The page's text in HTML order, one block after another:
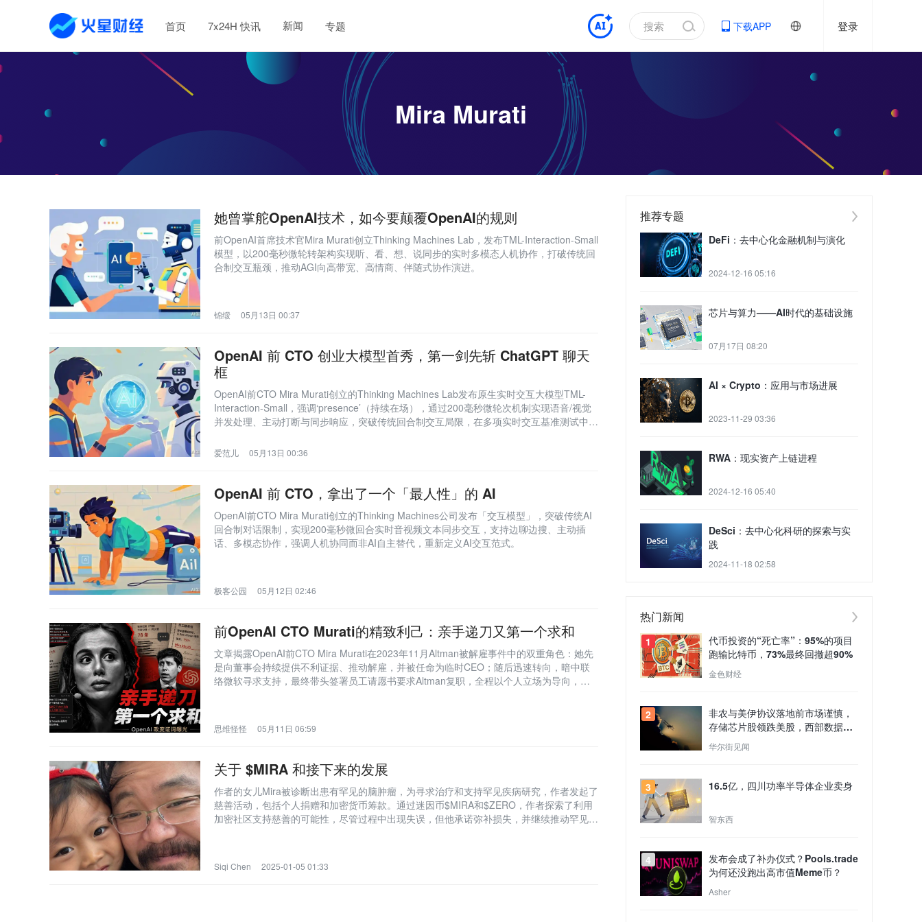
首页 7x24H 快讯 新闻 专题 下载APP 登录
Mira Murati
她曾掌舵OpenAI技术，如今要颠覆OpenAI的规则
前OpenAI首席技术官Mira Murati创立Thinking Machines Lab，发布TML-Interaction-Small
模型，以200毫秒微轮转架构实现听、看、想、说同步的实时多模态人机协作，打破传统回
合制交互瓶颈，推动AGI向高带宽、高情商、伴随式协作演进。
锦缎 05月13日 00:37
OpenAI 前 CTO 创业大模型首秀，第一剑先斩 ChatGPT 聊天
框
OpenAI前CTO Mira Murati创立的Thinking Machines Lab发布原生实时交互大模型TML-
Interaction-Small，强调‘presence’（持续在场），通过200毫秒微轮次机制实现语音/视觉
并发处理、主动打断与同步响应，突破传统回合制交互局限，在多项实时交互基准测试中大
爱范儿 05月13日 00:36
OpenAI 前 CTO，拿出了一个「最人性」的 AI
OpenAI前CTO Mira Murati创立的Thinking Machines公司发布「交互模型」，突破传统AI
回合制对话限制，实现200毫秒微回合实时音视频文本同步交互，支持边聊边搜、主动插
话、多模态协作，强调人机协同而非AI自主替代，重新定义AI交互范式。
极客公园 05月12日 02:46
前OpenAI CTO Murati的精致利己：亲手递刀又第一个求和
文章揭露OpenAI前CTO Mira Murati在2023年11月Altman被解雇事件中的双重角色：她先
是向董事会持续提供不利证据、推动解雇，并被任命为临时CEO；随后迅速转向，暗中联
络微软寻求支持，最终带头签署员工请愿书要求Altman复职，全程以个人立场为导向，缺
思维怪怪 05月11日 06:59
关于 $MIRA 和接下来的发展
作者的女儿Mira被诊断出患有罕见的脑肿瘤，为寻求治疗和支持罕见疾病研究，作者发起了
慈善活动，包括个人捐赠和加密货币筹款。通过迷因币$MIRA和$ZERO，作者探索了利用
加密社区支持慈善的可能性，尽管过程中出现失误，但他承诺弥补损失，并继续推动罕见疾
Siqi Chen 2025-01-05 01:33
推荐专题
DeFi：去中心化金融机制与演化
2024-12-16 05:16
芯片与算力——AI时代的基础设施
07月17日 08:20
AI × Crypto：应用与市场进展
2023-11-29 03:36
RWA：现实资产上链进程
2024-12-16 05:40
DeSci：去中心化科研的探索与实
践
2024-11-18 02:58
热门新闻
1
代币投资的“死亡率”：95%的项目
跑输比特币，73%最终回撤超90%
金色财经
2
非农与美伊协议落地前市场谨慎，
存储芯片股领跌美股，西部数据跌
13%，原油走强
华尔街见闻
3 16.5亿，四川功率半导体企业卖身
智东西
4
发布会成了补办仪式？Pools.trade
为何还没跑出高市值Meme币？
Asher